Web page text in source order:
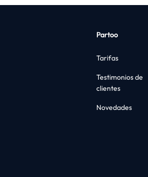
Partoo
Tarifas
Testimonios de
clientes
Novedades